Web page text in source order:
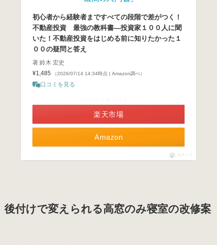
初心者から経験者まですべての段階で差がつく！
不動産投資 最強の教科書―投資家１００人に聞
いた！不動産投資をはじめる前に知りたかった１
００の疑問と答え
著:鈴木 宏史
¥1,485
（2026/07/14 14:34時点 | Amazon調べ）
口コミを見る
Amazon
楽天市場
ポチップ
後付けで変えられる高窓のみ寝室の改修案